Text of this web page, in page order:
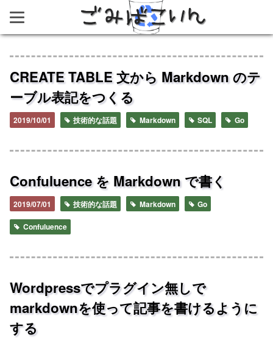
CREATE TABLE 文から Markdown のテ
ーブル表記をつくる
2019/10/01 技術的な話題 Markdown SQL Go
Confuluence を Markdown で書く
2019/07/01 技術的な話題 Markdown Go
Confuluence
Wordpressでプラグイン無しで
markdownを使って記事を書けるように
する
ごみばこいん